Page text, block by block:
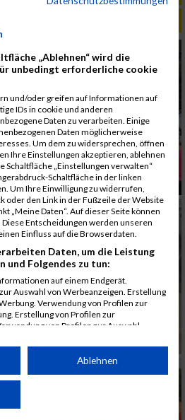
/ 15.07.2026
„Ablehnen“ wird die
unbedingt erforderliche cookie
und/oder greifen auf Informationen auf
IDs in cookie und anderen
Daten zu verarbeiten. Einige
Daten möglicherweise
Um dem zu widersprechen, öffnen
Ihre Einstellungen akzeptieren, ablehnen
Schaltfläche „Einstellungen verwalten“
Schaltfläche in der linken
Um Ihre Einwilligung zu widerrufen,
oder den Link in der Fußzeile der Website
„Meine Daten“. Auf dieser Seite können
Entscheidungen werden unseren
Einfluss auf die Browserdaten.
Daten, um die Leistung
und Folgendes zu tun:
auf einem Endgerät.
Auswahl von Werbeanzeigen. Erstellung
Verwendung von Profilen zur
Erstellung von Profilen zur
von Profilen zur Auswahl
von Zielgruppen durch Statistiken oder
Quellen. Entwicklung und
Union weitergegeben und in die
Ablehnen